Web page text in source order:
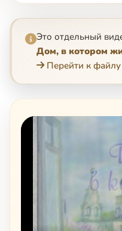
Это отдельный
Дом, в котором
Перейти к